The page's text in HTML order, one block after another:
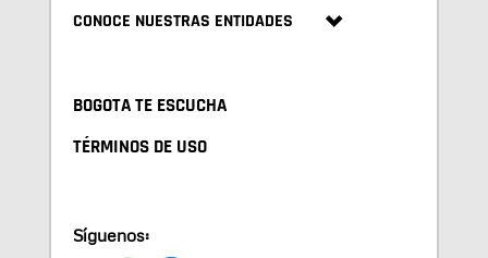
CONOCE NUESTRAS ENTIDADES
BOGOTA TE ESCUCHA
TÉRMINOS DE USO
Síguenos: